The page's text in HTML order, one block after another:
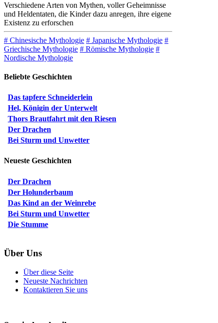
Verschiedene Arten von Mythen, voller Geheimnisse
und Heldentaten, die Kinder dazu anregen, ihre eigene
Existenz zu erforschen
# Chinesische Mythologie # Japanische Mythologie #
Griechische Mythologie # Römische Mythologie #
Nordische Mythologie
Beliebte Geschichten
Das tapfere Schneiderlein
Hel, Königin der Unterwelt
Thors Brautfahrt mit den Riesen
Der Drachen
Bei Sturm und Unwetter
Neueste Geschichten
Der Drachen
Der Holunderbaum
Das Kind an der Weinrebe
Bei Sturm und Unwetter
Die Stumme
Über Uns
Über diese Seite
Neueste Nachrichten
Kontaktieren Sie uns